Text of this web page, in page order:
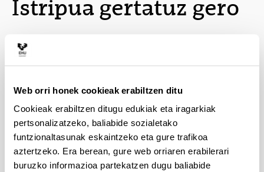
Web orri honek cookieak erabiltzen ditu
Cookieak erabiltzen ditugu edukiak eta iragarkiak
pertsonalizatzeko, baliabide sozialetako
funtzionaltasunak eskaintzeko eta gure trafikoa
aztertzeko. Era berean, gure web orriaren erabilerari
buruzko informazioa partekatzen dugu baliabide
Istripua gertatuz gero
Erizaintzako gradua (Leioa)
Fisioterapiako Gradua